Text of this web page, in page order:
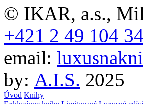
© IKAR, a.s.,
+421 2 49 104
email:
by: A.I.S. 2025
Úvod Knihy